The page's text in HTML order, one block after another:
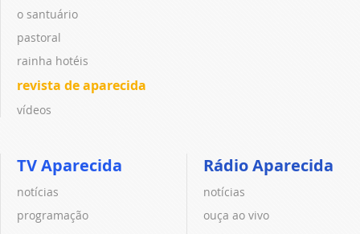
o santuário
pastoral
rainha hotéis
revista de aparecida
vídeos
TV Aparecida
notícias
programação
Rádio Aparecida
notícias
ouça ao vivo